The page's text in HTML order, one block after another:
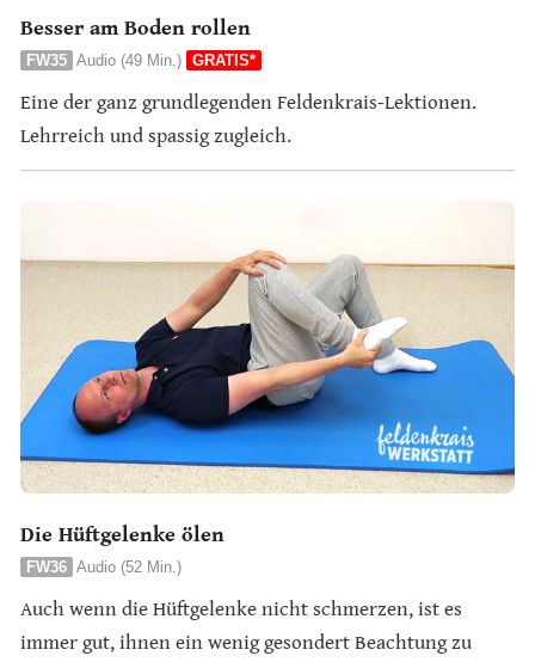
Besser am Boden rollen
FW35 Audio (49 Min.) GRATIS*
Eine der ganz grundlegenden Feldenkrais-Lektionen.
Lehrreich und spassig zugleich.
Die Hüftgelenke ölen
FW36 Audio (52 Min.)
Auch wenn die Hüftgelenke nicht schmerzen, ist es
immer gut, ihnen ein wenig gesondert Beachtung zu